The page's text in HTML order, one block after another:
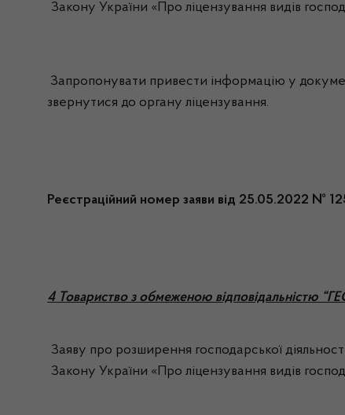
Закону України «Про ліцензування видів
Запропонувати привести інформацію у
звернутися до органу ліцензування.
Реєстраційний номер заяви від 25.05.2022 №
4 Товариство з обмеженою відповідальністю
Заяву про розширення господарської
Закону України «Про ліцензування видів